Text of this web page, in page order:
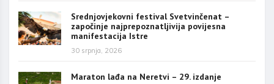
Srednjovjekovni festival Svetvinčenat –
započinje najprepoznatljivija povijesna
manifestacija Istre
30 srpnja, 2026
Maraton lađa na Neretvi – 29. izdanje